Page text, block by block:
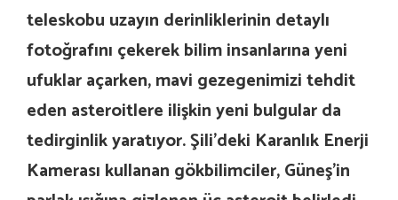
teleskobu uzayın derinliklerinin detaylı
fotoğrafını çekerek bilim insanlarına yeni
ufuklar açarken, mavi gezegenimizi tehdit
eden asteroitlere ilişkin yeni bulgular da
tedirginlik yaratıyor. Şili’deki Karanlık Enerji
Kamerası kullanan gökbilimciler, Güneş’in